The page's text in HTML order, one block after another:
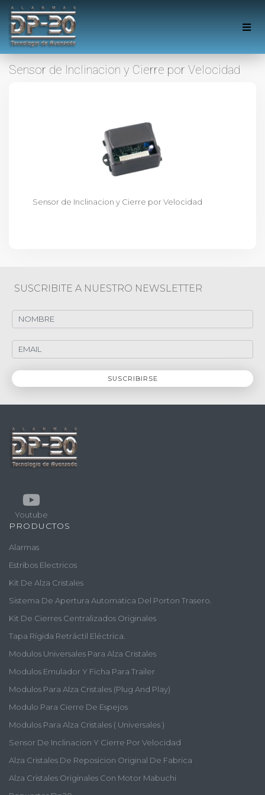
Sensor de Inclinacion y Cierre por Velocidad
Sensor de Inclinacion y Cierre por Velocidad
SUSCRIBITE A NUESTRO NEWSLETTER
Youtube
PRODUCTOS
Alarmas
Estribos Electricos
Kit De Alza Cristales
Sistema De Apertura Automatica Del Porton Trasero.
Kit De Cierres Centralizados Originales
Tapa Rígida Retráctil Eléctrica.
Modulos Universales Para Alza Cristales
Modulos Emulador Y Ficha Para Trailer
Modulos Para Alza Cristales (plug And Play)
Modulo Para Cierre De Espejos
Modulos Para Alza Cristales ( Universales )
Sensor De Inclinacion Y Cierre Por Velocidad
Alza Cristales De Reposicion Original De Fabrica
Alza Cristales Originales Con Motor Mabuchi